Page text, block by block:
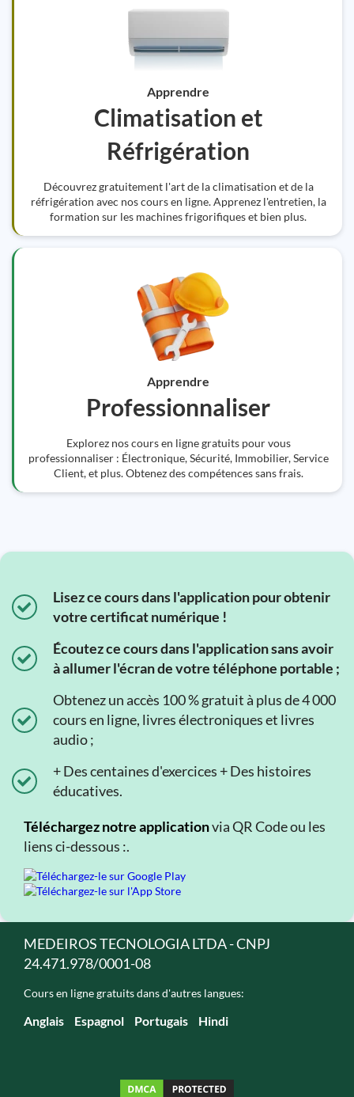
Apprendre
Climatisation et
Réfrigération
Découvrez gratuitement l'art de la climatisation et de la
réfrigération avec nos cours en ligne. Apprenez l'entretien, la
formation sur les machines frigorifiques et bien plus.
Apprendre
Professionnaliser
Explorez nos cours en ligne gratuits pour vous
professionnaliser : Électronique, Sécurité, Immobilier, Service
Client, et plus. Obtenez des compétences sans frais.
Lisez ce cours dans l'application pour obtenir
votre certificat numérique !
Écoutez ce cours dans l'application sans avoir
à allumer l'écran de votre téléphone portable ;
Obtenez un accès 100 % gratuit à plus de 4 000
cours en ligne, livres électroniques et livres
audio ;
+ Des centaines d'exercices + Des histoires
éducatives.
Téléchargez notre applicationvia QR Code ou les
liens ci-dessous :.
MEDEIROS TECNOLOGIA LTDA - CNPJ
24.471.978/0001-08
Cours en ligne gratuits dans d'autres langues:
Anglais Espagnol Portugais Hindi